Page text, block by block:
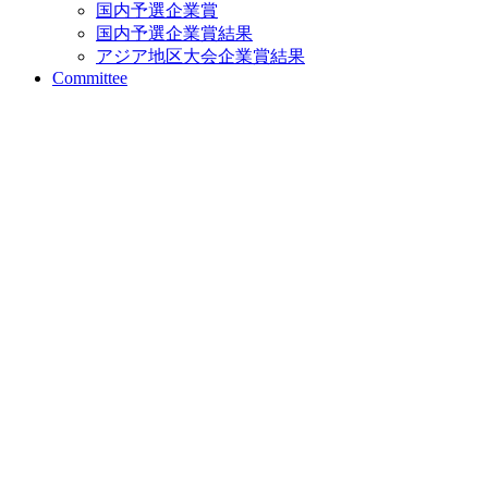
国内予選企業賞
国内予選企業賞結果
アジア地区大会企業賞結果
Committee